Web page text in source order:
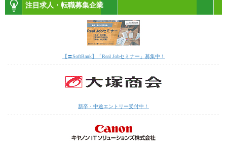
注目求人・転職募集企業
【〓SoftBank】「Real Jobセミナー」募集中！
新卒・中途エントリー受付中！